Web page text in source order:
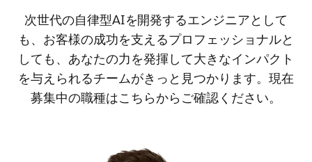
次世代の自律型AIを開発するエンジニアとして
も、お客様の成功を支えるプロフェッショナルと
しても、あなたの力を発揮して大きなインパクト
を与えられるチームがきっと見つかります。現在
募集中の職種はこちらからご確認ください。